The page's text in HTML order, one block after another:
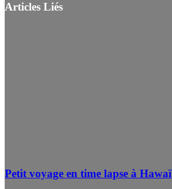
Articles Liés
Petit voyage en time lapse à Hawaï